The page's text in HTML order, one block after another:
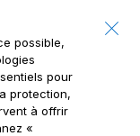
nous
possible,
pour
protection,
à offrir
«